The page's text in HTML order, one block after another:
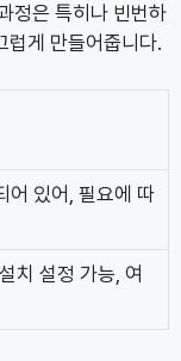
정은 특히나 빈번하
럽게 만들어줍니다.
어 있어, 필요에 따
치 설정 가능, 여